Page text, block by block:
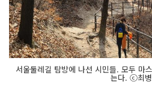
서울둘레길 탐방에 나선 시민들. 모두 마
는다. ⓒ최